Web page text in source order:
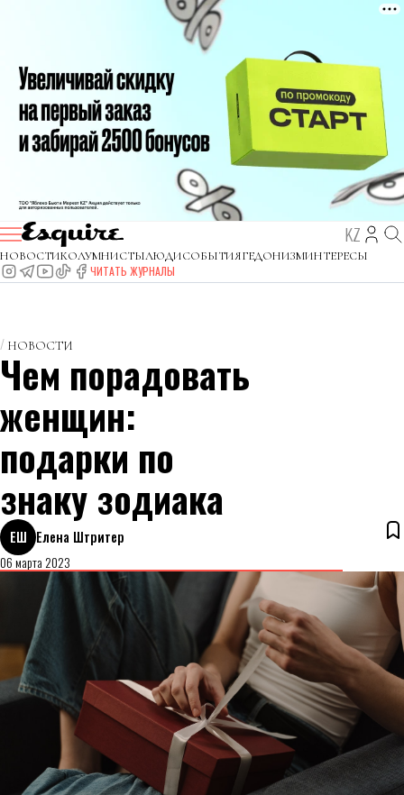
KZ
НОВОСТИКОЛУМНИСТЫЛЮДИСОБЫТИЯГЕДОНИЗМИНТЕРЕСЫ
ЧИТАТЬ ЖУРНАЛЫ
НОВОСТИ
Чем порадовать
женщин:
подарки по
знаку зодиака
ЕШ Елена Штритер
06 марта 2023